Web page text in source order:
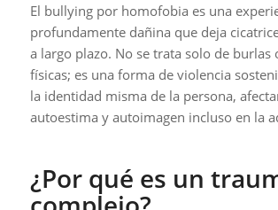
El bullying por homofobia es una
profundamente dañina que deja
a largo plazo. No se trata solo de burlas
físicas; es una forma de violencia
la identidad misma de la persona,
autoestima y autoimagen incluso en la
¿Por qué es un